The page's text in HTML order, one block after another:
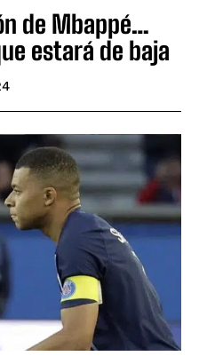
de Mbappé…
estará de baja